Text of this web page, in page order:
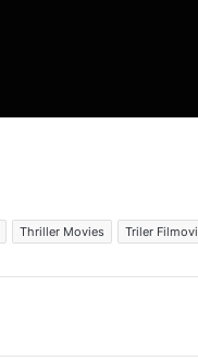
Thriller Movies Triler Filmovi